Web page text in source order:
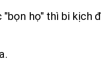
họ" thì bi kịch